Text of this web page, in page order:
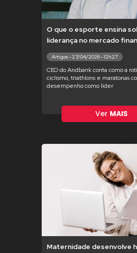
O que o esporte ensina
liderança no mercado
Artigos - 27/04/2026 - 12h27
CEO do Andbank conta como a
ciclismo, triathlons e maratonas
desempenho como líder
Ver MAIS
Maternidade desenvolve